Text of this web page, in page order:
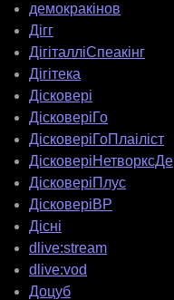
демокракінов
Дігг
ДігіталліСпеакінг
Дігітека
Дісковері
ДісковеріГо
ДісковеріГоПлаіліст
ДісковеріНетворксДе
ДісковеріПлус
ДісковеріВР
Дісні
dlive:stream
dlive:vod
Доцуб